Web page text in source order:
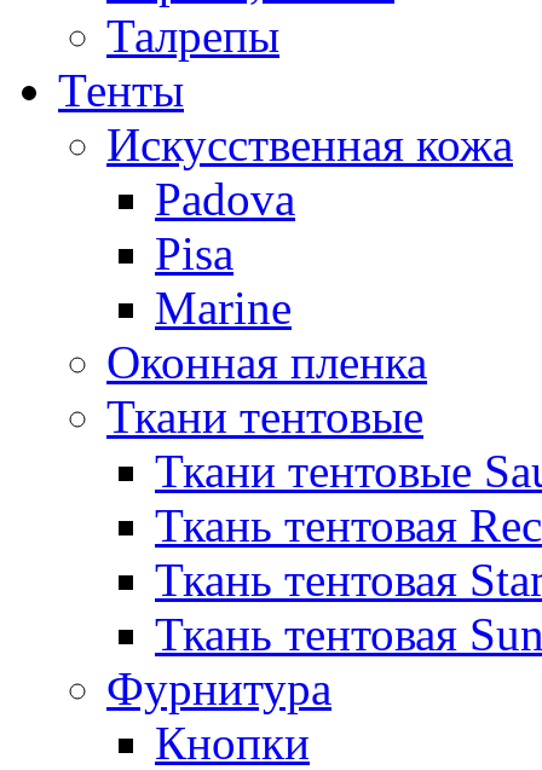
Талрепы
Тенты
Искусственная кожа
Padova
Pisa
Marine
Оконная пленка
Ткани тентовые
Ткани тентовые
Ткань тентовая
Ткань тентовая
Ткань тентовая
Фурнитура
Кнопки